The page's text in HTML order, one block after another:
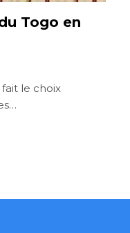
Togo en
le choix